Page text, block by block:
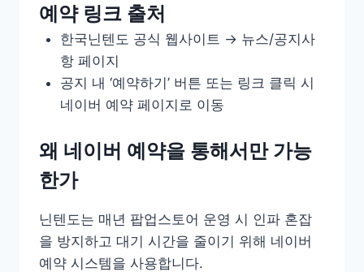
예약 링크 출처
한국닌텐도 공식 웹사이트 → 뉴스/공지사
항 페이지
공지 내 ‘예약하기’ 버튼 또는 링크 클릭 시
네이버 예약 페이지로 이동
왜 네이버 예약을 통해서만 가능
한가
닌텐도는 매년 팝업스토어 운영 시 인파 혼잡
을 방지하고 대기 시간을 줄이기 위해 네이버
예약 시스템을 사용합니다.